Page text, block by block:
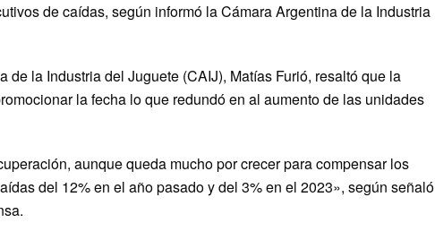
de caídas, según informó la Cámara Argentina de la Industria
de la Industria del Juguete (CAIJ), Matías Furió, resaltó que la
la fecha lo que redundó en al aumento de las unidades
aunque queda mucho por crecer para compensar los
del 12% en el año pasado y del 3% en el 2023», según señaló